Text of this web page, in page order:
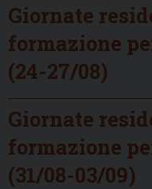
Giornate
formazione
(24-27/08)
Giornate
formazione
(31/08-03/09)